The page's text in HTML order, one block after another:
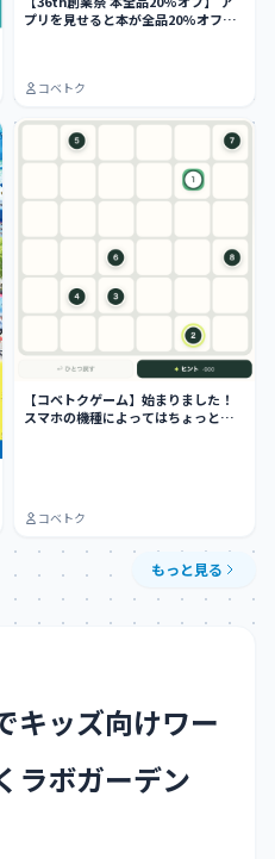
プリを見せると本が全品20%オフ
コベトク
【コベトクゲーム】始まりました！
スマホの機種によってはちょっとや
コベトク
もっと見る
キッズ向けワー
ラボガーデン